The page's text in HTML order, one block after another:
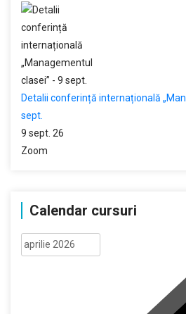
Detalii conferință internațională
sept.
9 sept. 26
Zoom
Calendar cursuri